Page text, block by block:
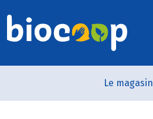
Le magasin